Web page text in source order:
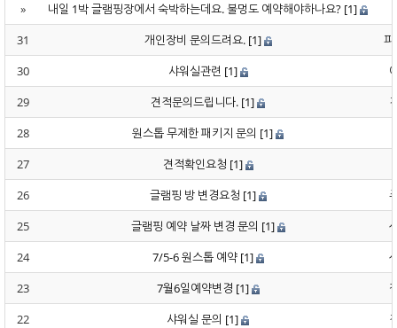
»
내일 1박 글램핑장에서 숙박하는데요. 불멍도 예약해야하나요? [1]
31
개인장비 문의드려요. [1]
파
30
샤워실관련 [1]
29
견적문의드립니다. [1]
28
원스톱 무제한 패키지 문의 [1]
27
견적확인요청 [1]
26
글램핑 방 변경요청 [1]
25
글램핑 예약 날짜 변경 문의 [1]
24
7/5-6 원스톱 예약 [1]
23
7월6일예약변경 [1]
22
샤워실 문의 [1]